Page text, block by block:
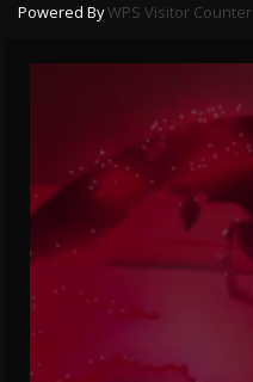
Powered ByWPS Visitor Counter